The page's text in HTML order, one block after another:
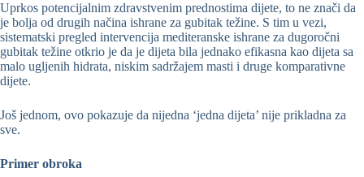
Uprkos potencijalnim zdravstvenim prednostima dijete, to ne znači da
je bolja od drugih načina ishrane za gubitak težine. S tim u vezi,
sistematski pregled intervencija mediteranske ishrane za dugoročni
gubitak težine otkrio je da je dijeta bila jednako efikasna kao dijeta sa
malo ugljenih hidrata, niskim sadržajem masti i druge komparativne
dijete.
Još jednom, ovo pokazuje da nijedna ‘jedna dijeta’ nije prikladna za
sve.
Primer obroka